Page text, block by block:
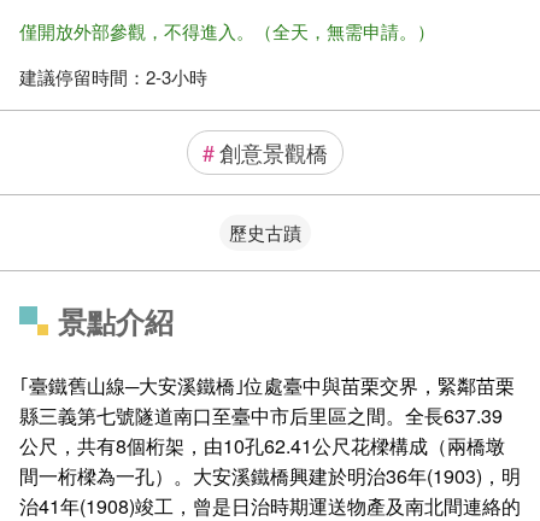
僅開放外部參觀，不得進入。（全天，無需申請。）
建議停留時間： 2-3小時
#創意景觀橋
歷史古蹟
景點介紹
｢臺鐵舊山線─大安溪鐵橋｣位處臺中與苗栗交界，緊鄰苗栗
縣三義第七號隧道南口至臺中市后里區之間。全長637.39
公尺，共有8個桁架，由10孔62.41公尺花樑構成（兩橋墩
間一桁樑為一孔）。大安溪鐵橋興建於明治36年(1903)，明
治41年(1908)竣工，曾是日治時期運送物產及南北間連絡的